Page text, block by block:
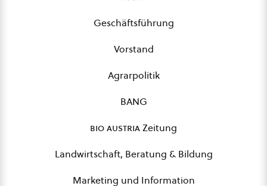
Geschäftsführung
Vorstand
Agrarpolitik
BANG
bio austriaZeitung
Landwirtschaft, Beratung & Bildung
Marketing und Information